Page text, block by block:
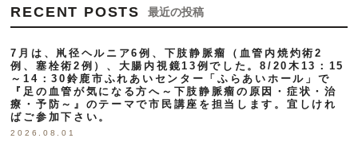
RECENT POSTS 最近の投稿
7月は、鼡径ヘルニア6例、下肢静脈瘤（血管内焼灼術2
例、塞栓術2例）、大腸内視鏡13例でした。8/20木13：15
～14：30鈴鹿市ふれあいセンター「ふらあいホール」で
『足の血管が気になる方へ～下肢静脈瘤の原因・症状・治
療・予防～』のテーマで市民講座を担当します。宜しけれ
ばご参加下さい。
2026.08.01